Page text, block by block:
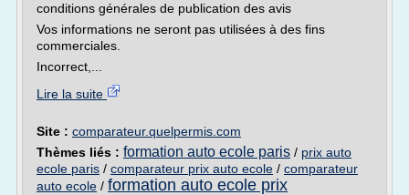
conditions générales de publication des avis
Vos informations ne seront pas utilisées à des fins
commerciales.
Incorrect,...
Lire la suite
Site : comparateur.quelpermis.com
Thèmes liés : formation auto ecole paris / prix auto
ecole paris / comparateur prix auto ecole / comparateur
auto ecole / formation auto ecole prix